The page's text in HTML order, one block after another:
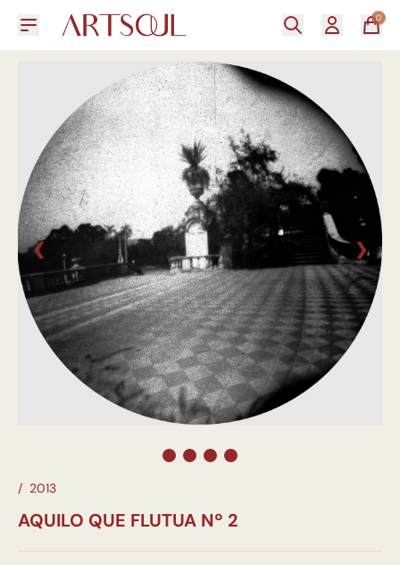
0
❮ ❯
/ 2013
AQUILO QUE FLUTUA Nº 2